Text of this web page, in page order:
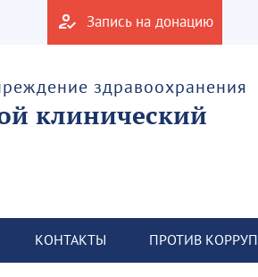
Запись на донацию
здравоохранения
клинический
КОНТАКТЫ ПРОТИВ